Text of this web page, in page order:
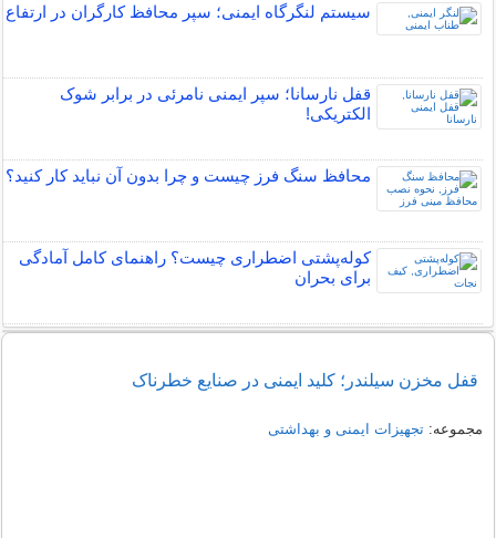
سیستم لنگرگاه ایمنی؛ سپر محافظ کارگران در ارتفاع
قفل نارسانا؛ سپر ایمنی نامرئی در برابر شوک
الکتریکی!
محافظ سنگ فرز چیست و چرا بدون آن نباید کار کنید؟
کوله‌پشتی اضطراری چیست؟ راهنمای کامل آمادگی
برای بحران
قفل مخزن سیلندر؛ کلید ایمنی در صنایع خطرناک
مجموعه:تجهیزات ایمنی و بهداشتی